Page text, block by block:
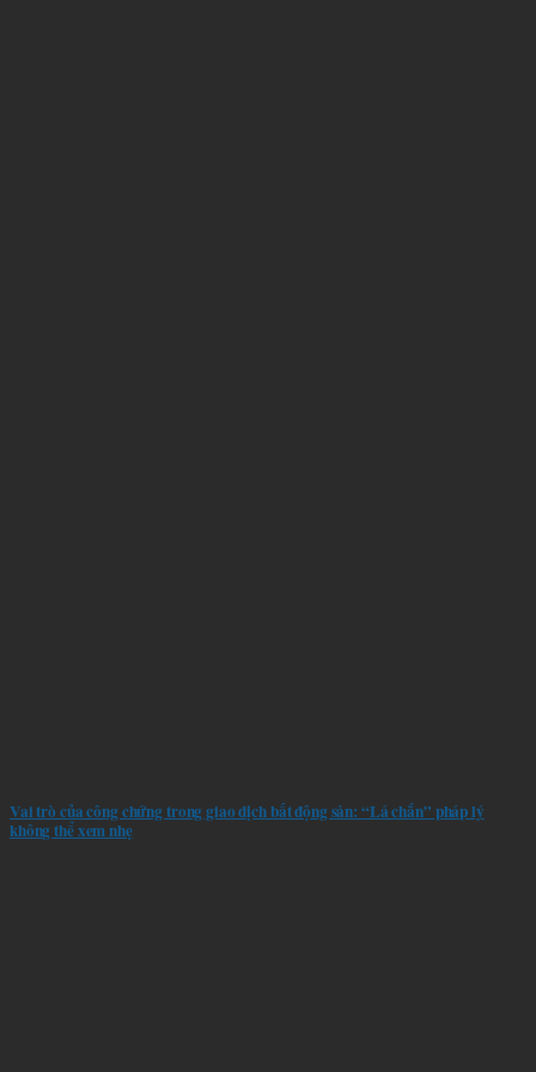
Vai trò của công chứng trong giao dịch bất động sản: “Lá chắn” pháp lý
không thể xem nhẹ